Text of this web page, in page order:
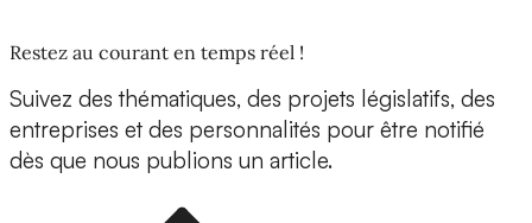
Restez au courant en temps réel !
Suivez des thématiques, des projets législatifs, des
entreprises et des personnalités pour être notifié
dès que nous publions un article.